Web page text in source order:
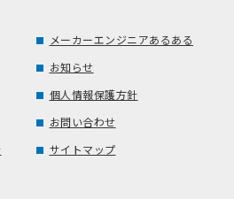
メーカーエンジニアあるある
お知らせ
個人情報保護方針
お問い合わせ
サイトマップ